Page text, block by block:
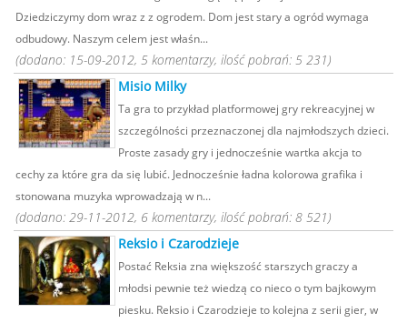
Dziedziczymy dom wraz z z ogrodem. Dom jest stary a ogród wymaga
odbudowy. Naszym celem jest właśn...
(dodano: 15-09-2012, 5 komentarzy, ilość pobrań: 5 231)
Misio Milky
Ta gra to przykład platformowej gry rekreacyjnej w
szczególności przeznaczonej dla najmłodszych dzieci.
Proste zasady gry i jednocześnie wartka akcja to
cechy za które gra da się lubić. Jednocześnie ładna kolorowa grafika i
stonowana muzyka wprowadzają w n...
(dodano: 29-11-2012, 6 komentarzy, ilość pobrań: 8 521)
Reksio i Czarodzieje
Postać Reksia zna większość starszych graczy a
młodsi pewnie też wiedzą co nieco o tym bajkowym
piesku. Reksio i Czarodzieje to kolejna z serii gier, w